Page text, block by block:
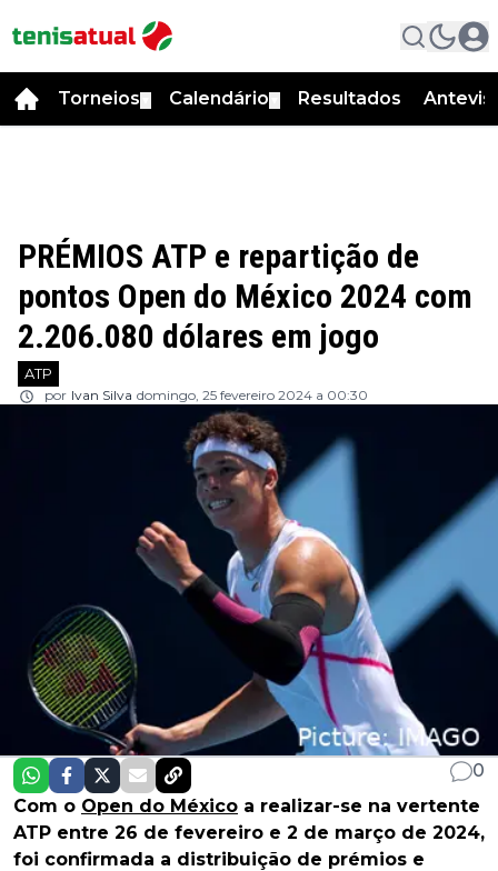
Torneios Calendário Resultados
PRÉMIOS ATP e repartição de
pontos Open do México 2024 com
2.206.080 dólares em jogo
ATP
por Ivan Silva domingo, 25 fevereiro 2024 a 00:30
0
Com o Open do México a realizar-se na vertente
ATP entre 26 de fevereiro e 2 de março de 2024,
foi confirmada a distribuição de prémios e